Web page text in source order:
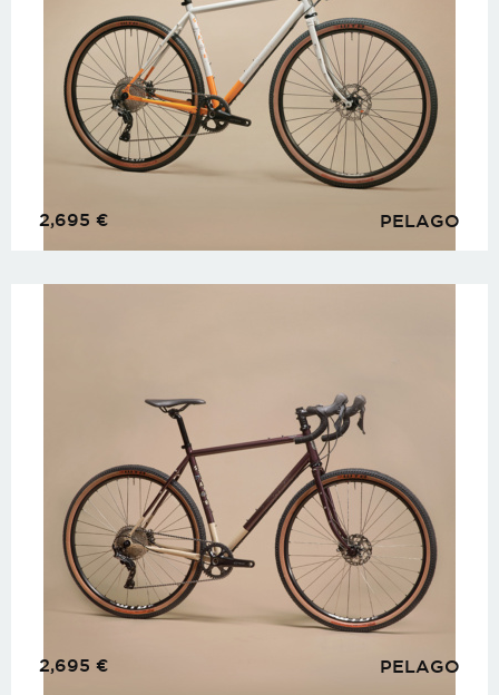
PELAGO
2,695 €
PELAGO
2,695 €